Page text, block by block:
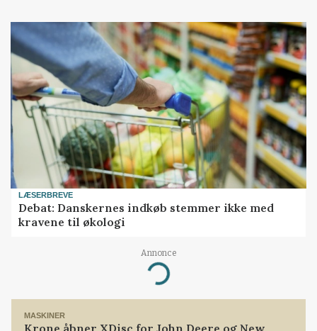
LÆSERBREVE
Debat: Danskernes indkøb stemmer ikke med
kravene til økologi
Annonce
Loading...
MASKINER